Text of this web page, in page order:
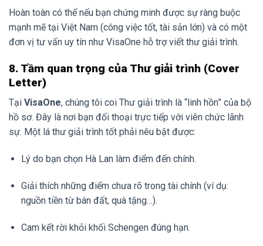
Hoàn toàn có thể nếu bạn chứng minh được sự ràng buộc
mạnh mẽ tại Việt Nam (công việc tốt, tài sản lớn) và có một
đơn vị tư vấn uy tín như VisaOne hỗ trợ viết thư giải trình.
8. Tầm quan trọng của Thư giải trình (Cover
Letter)
Tại VisaOne, chúng tôi coi Thư giải trình là “linh hồn” của bộ
hồ sơ. Đây là nơi bạn đối thoại trực tiếp với viên chức lãnh
sự. Một lá thư giải trình tốt phải nêu bật được:
Lý do bạn chọn Hà Lan làm điểm đến chính.
Giải thích những điểm chưa rõ trong tài chính (ví dụ:
nguồn tiền từ bán đất, quà tặng…).
Cam kết rời khỏi khối Schengen đúng hạn.